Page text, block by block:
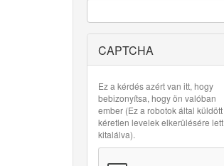
CAPTCHA
Ez a kérdés azért van itt, hogy
bebizonyítsa, hogy ön valóban
ember (Ez a robotok által küldött
kéretlen levelek elkerülésére lett
kitalálva).